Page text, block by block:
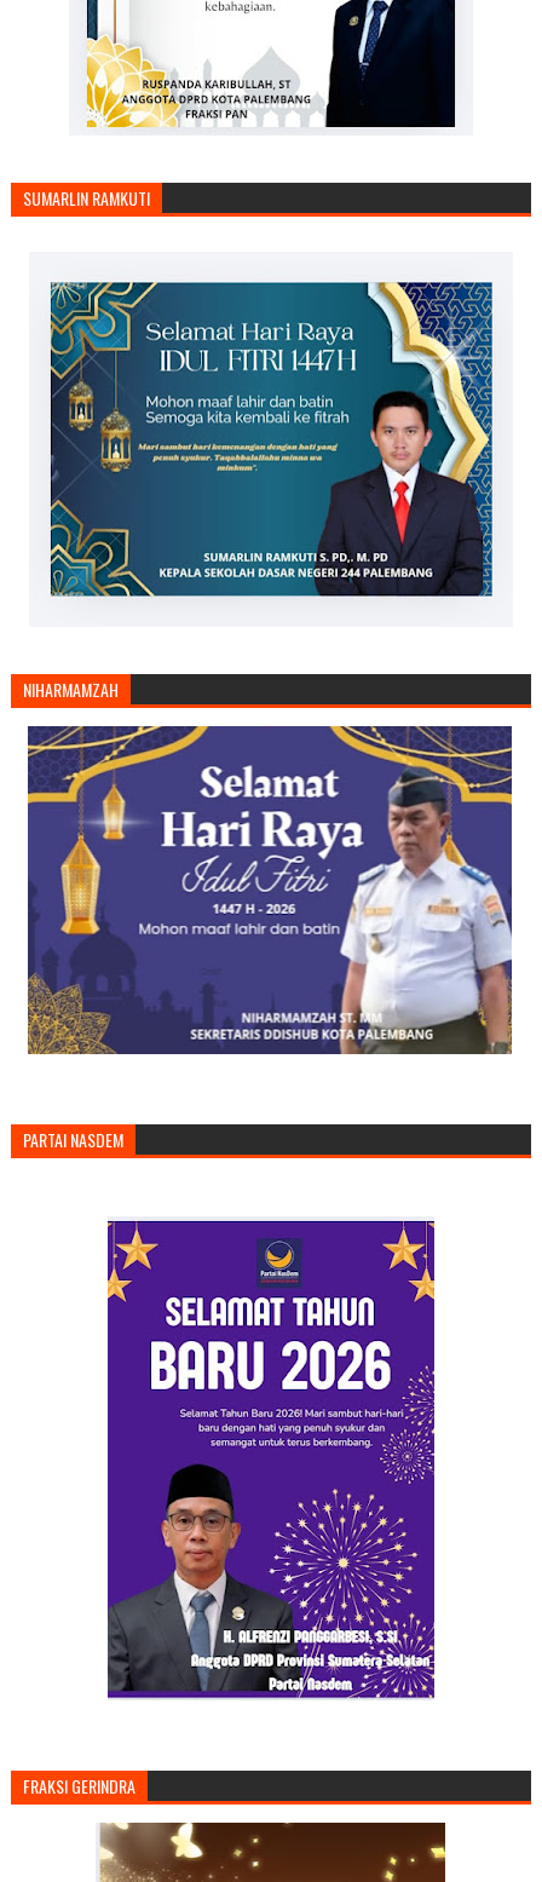
SUMARLIN RAMKUTI
NIHARMAMZAH
PARTAI NASDEM
FRAKSI GERINDRA